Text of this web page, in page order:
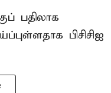
பதிலாக
பிசிசிஐ